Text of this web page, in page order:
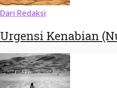
Dari Redaksi
Urgensi Kenabian